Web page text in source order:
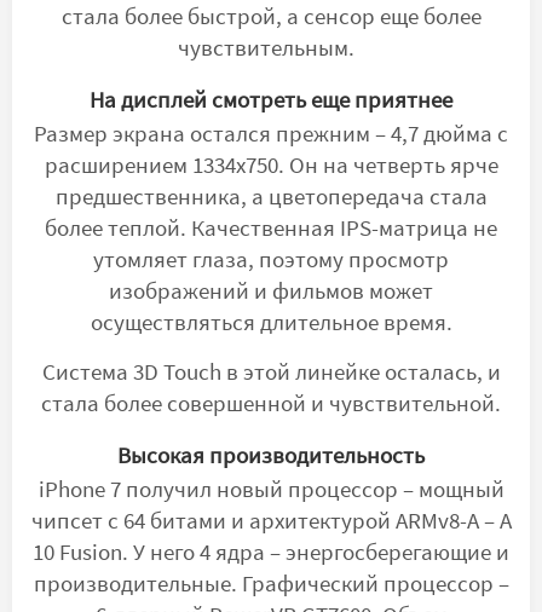
стала более быстрой, а сенсор еще более
чувствительным.
На дисплей смотреть еще приятнее
Размер экрана остался прежним ­­– 4,7 дюйма с
расширением 1334х750. Он на четверть ярче
предшественника, а цветопередача стала
более теплой. Качественная IPS-матрица не
утомляет глаза, поэтому просмотр
изображений и фильмов может
осуществляться длительное время.
Система 3D Touch в этой линейке осталась, и
стала более совершенной и чувствительной.
Высокая производительность
iPhone 7 получил новый процессор – мощный
чипсет с 64 битами и архитектурой ARMv8-A – А
10 Fusion. У него 4 ядра – энергосберегающие и
производительные. Графический процессор –